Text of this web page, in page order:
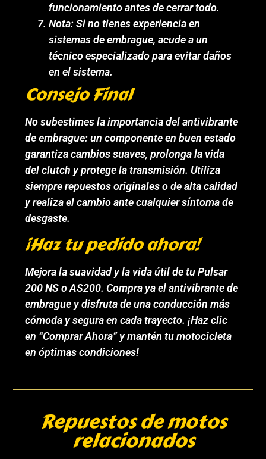
funcionamiento antes de cerrar todo.
Nota: Si no tienes experiencia en
sistemas de embrague, acude a un
técnico especializado para evitar daños
en el sistema.
Consejo Final
No subestimes la importancia del antivibrante
de embrague: un componente en buen estado
garantiza cambios suaves, prolonga la vida
del clutch y protege la transmisión. Utiliza
siempre repuestos originales o de alta calidad
y realiza el cambio ante cualquier síntoma de
desgaste.
¡Haz tu pedido ahora!
Mejora la suavidad y la vida útil de tu Pulsar
200 NS o AS200. Compra ya el antivibrante de
embrague y disfruta de una conducción más
cómoda y segura en cada trayecto. ¡Haz clic
en “Comprar Ahora” y mantén tu motocicleta
en óptimas condiciones!
Repuestos de motos
relacionados